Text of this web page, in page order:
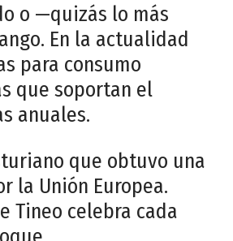
o —quizás lo más
En la actualidad
para consumo
que soportan el
anuales.
que obtuvo una
la Unión Europea.
Tineo celebra cada